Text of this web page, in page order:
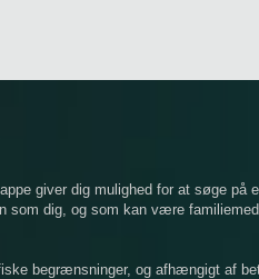
giver dig mulighed for at søge på
som dig, og som kan være
begrænsninger, og afhængigt af